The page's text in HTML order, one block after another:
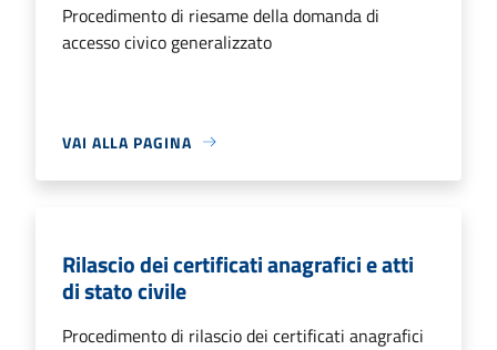
Procedimento di riesame della domanda di
accesso civico generalizzato
VAI ALLA PAGINA
Rilascio dei certificati anagrafici e atti
di stato civile
Procedimento di rilascio dei certificati anagrafici